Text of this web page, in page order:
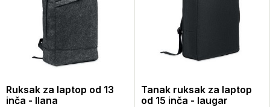
Ruksak za laptop od 13
inča - llana
Tanak ruksak za laptop
od 15 inča - laugar